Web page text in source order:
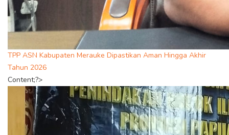
TPP ASN Kabupaten Merauke Dipastikan Aman Hingga Akhir
Tahun 2026
Content;?>